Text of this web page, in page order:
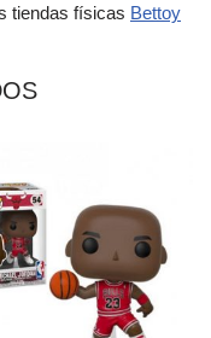
tiendas físicas Bettoy